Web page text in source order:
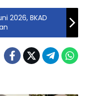
2026, BKAD